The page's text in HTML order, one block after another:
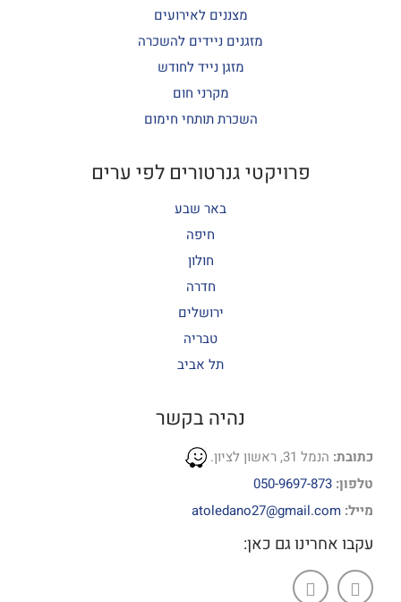
מצננים לאירועים
מזגנים ניידים להשכרה
מזגן נייד לחודש
מקרני חום
השכרת תותחי חימום
פרויקטי גנרטורים לפי ערים
באר שבע
חיפה
חולון
חדרה
ירושלים
טבריה
תל אביב
נהיה בקשר
כתובת: הנמל 31, ראשון לציון.
טלפון: 050-9697-873
מייל: atoledano27@gmail.com
עקבו אחרינו גם כאן: